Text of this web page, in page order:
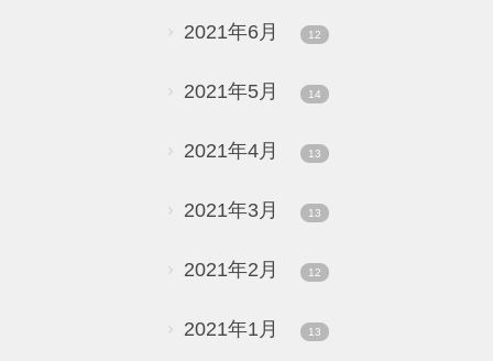
2021年6月 12
2021年5月 14
2021年4月 13
2021年3月 13
2021年2月 12
2021年1月 13